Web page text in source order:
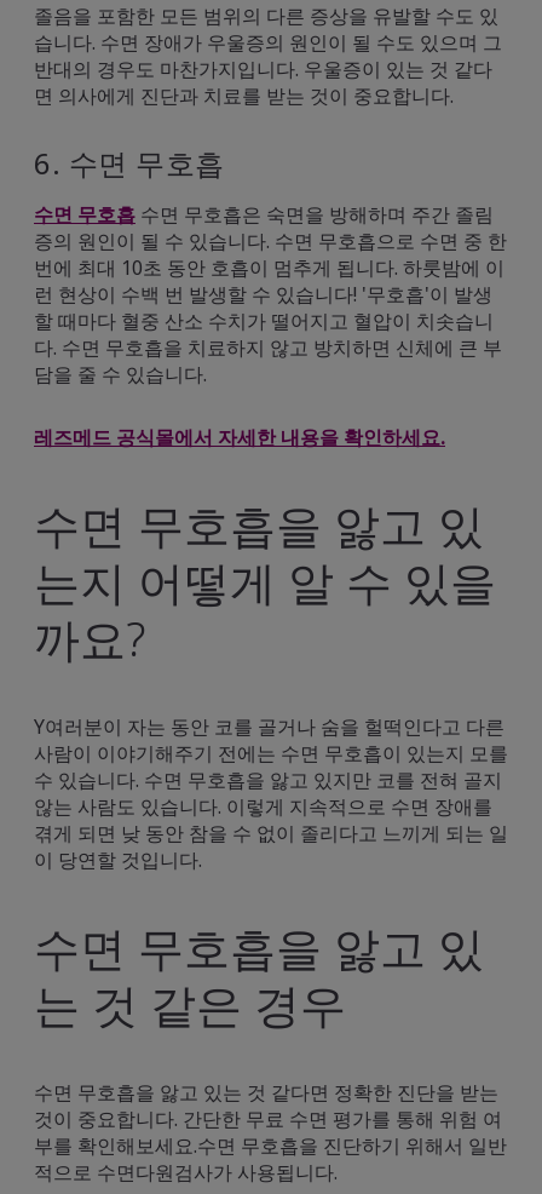
졸음을 포함한 모든 범위의 다른 증상을 유발할 수도 있
습니다. 수면 장애가 우울증의 원인이 될 수도 있으며 그
반대의 경우도 마찬가지입니다. 우울증이 있는 것 같다
면 의사에게 진단과 치료를 받는 것이 중요합니다.
6. 수면 무호흡
수면 무호흡 수면 무호흡은 숙면을 방해하며 주간 졸림
증의 원인이 될 수 있습니다. 수면 무호흡으로 수면 중 한
번에 최대 10초 동안 호흡이 멈추게 됩니다. 하룻밤에 이
런 현상이 수백 번 발생할 수 있습니다! '무호흡'이 발생
할 때마다 혈중 산소 수치가 떨어지고 혈압이 치솟습니
다. 수면 무호흡을 치료하지 않고 방치하면 신체에 큰 부
담을 줄 수 있습니다.
레즈메드 공식몰에서 자세한 내용을 확인하세요.
수면 무호흡을 앓고 있
는지 어떻게 알 수 있을
까요?
Y여러분이 자는 동안 코를 골거나 숨을 헐떡인다고 다른
사람이 이야기해주기 전에는 수면 무호흡이 있는지 모를
수 있습니다. 수면 무호흡을 앓고 있지만 코를 전혀 골지
않는 사람도 있습니다. 이렇게 지속적으로 수면 장애를
겪게 되면 낮 동안 참을 수 없이 졸리다고 느끼게 되는 일
이 당연할 것입니다.
수면 무호흡을 앓고 있
는 것 같은 경우
수면 무호흡을 앓고 있는 것 같다면 정확한 진단을 받는
것이 중요합니다. 간단한 무료 수면 평가를 통해 위험 여
부를 확인해보세요.수면 무호흡을 진단하기 위해서 일반
적으로 수면다원검사가 사용됩니다.